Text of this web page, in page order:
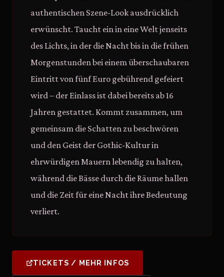
authentischen Szene-Look ausdrücklich
erwünscht. Taucht ein in eine Welt jenseits
des Lichts, in der die Nacht bis in die frühen
Morgenstunden bei einem überschaubaren
Eintritt von fünf Euro gebührend gefeiert
wird – der Einlass ist dabei bereits ab 16
Jahren gestattet. Kommt zusammen, um
gemeinsam die Schatten zu beschwören
und den Geist der Gothic-Kultur in
ehrwürdigen Mauern lebendig zu halten,
während die Bässe durch die Räume hallen
und die Zeit für eine Nacht ihre Bedeutung
verliert.
TICKETS / MEHR INFOS